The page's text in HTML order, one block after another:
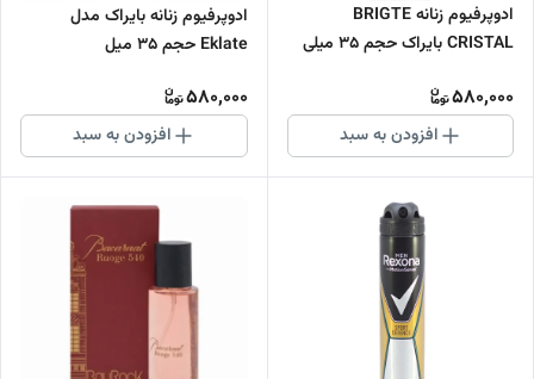
ادوپرفیوم زنانه BRIGTE
CRISTAL بایراک حجم 35 میلی
580,000
افزودن به سبد
ادوپرفیوم زنانه بایراک مدل
Eklate حجم 35 میل
580,000
افزودن به سبد